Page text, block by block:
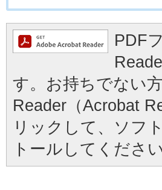
PDF
す。お持ちでない
Reader（Acrobat
リックして、ソフ
トールしてください